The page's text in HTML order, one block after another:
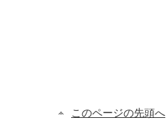
このページの先頭へ